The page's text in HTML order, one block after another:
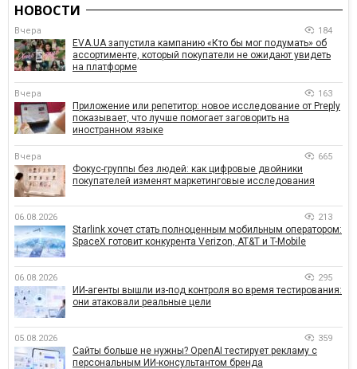
НОВОСТИ
Вчера 184
EVA.UA запустила кампанию «Кто бы мог подумать» об
ассортименте, который покупатели не ожидают увидеть
на платформе
Вчера 163
Приложение или репетитор: новое исследование от Preply
показывает, что лучше помогает заговорить на
иностранном языке
Вчера 665
Фокус-группы без людей: как цифровые двойники
покупателей изменят маркетинговые исследования
06.08.2026 213
Starlink хочет стать полноценным мобильным оператором:
SpaceX готовит конкурента Verizon, AT&T и T-Mobile
06.08.2026 295
ИИ-агенты вышли из-под контроля во время тестирования:
они атаковали реальные цели
05.08.2026 359
Сайты больше не нужны? OpenAI тестирует рекламу с
персональным ИИ-консультантом бренда